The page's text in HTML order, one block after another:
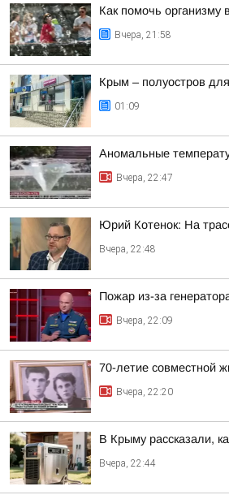
Как помочь организму
Вчера, 21:58
Крым – полуостров
01:09
Аномальные
Вчера, 22:47
Юрий Котенок: На
Вчера, 22:48
Пожар из-за
Вчера, 22:09
70-летие совместной
Вчера, 22:20
В Крыму рассказали,
Вчера, 22:44